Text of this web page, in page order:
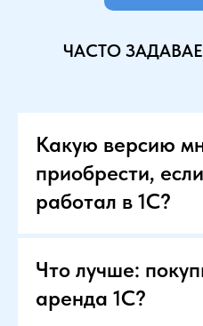
ЧАСТО
Какую версию
приобрести,
работал в 1С?
Что лучше:
аренда 1С?